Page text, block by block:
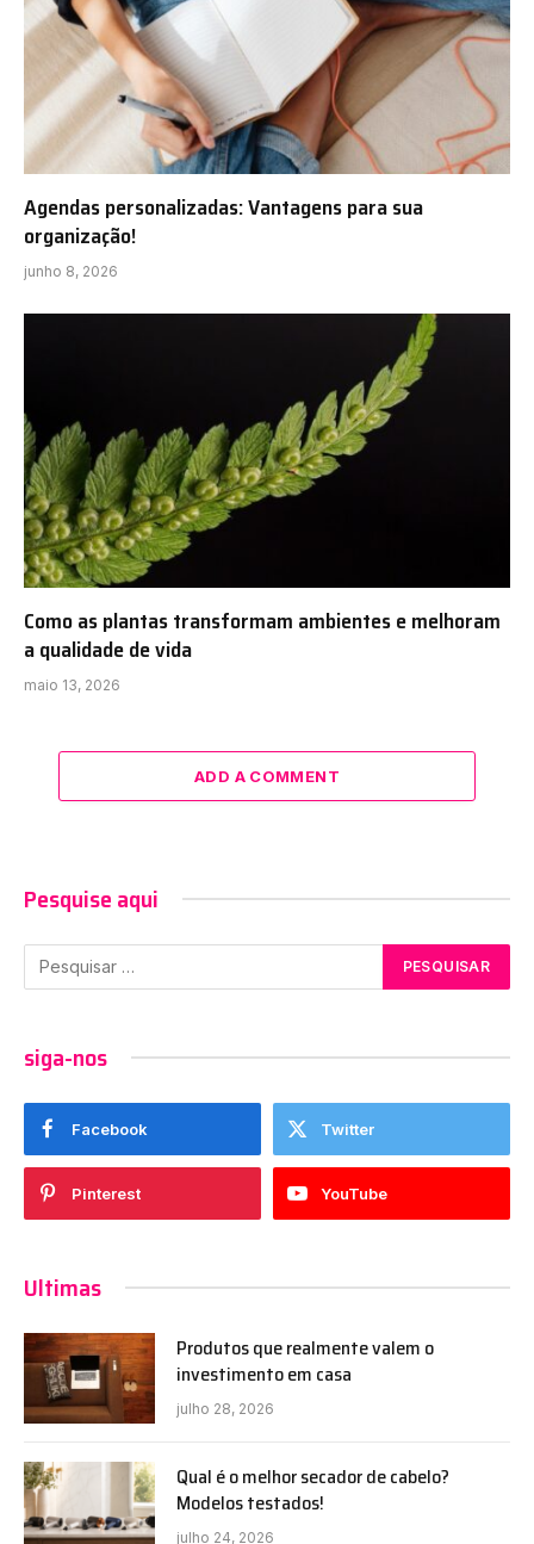
Agendas personalizadas: Vantagens para sua
organização!
junho 8, 2026
Como as plantas transformam ambientes e melhoram
a qualidade de vida
maio 13, 2026
ADD A COMMENT
Pesquise aqui
siga-nos
Facebook Twitter
Pinterest YouTube
Ultimas
Produtos que realmente valem o
investimento em casa
julho 28, 2026
Qual é o melhor secador de cabelo?
Modelos testados!
julho 24, 2026